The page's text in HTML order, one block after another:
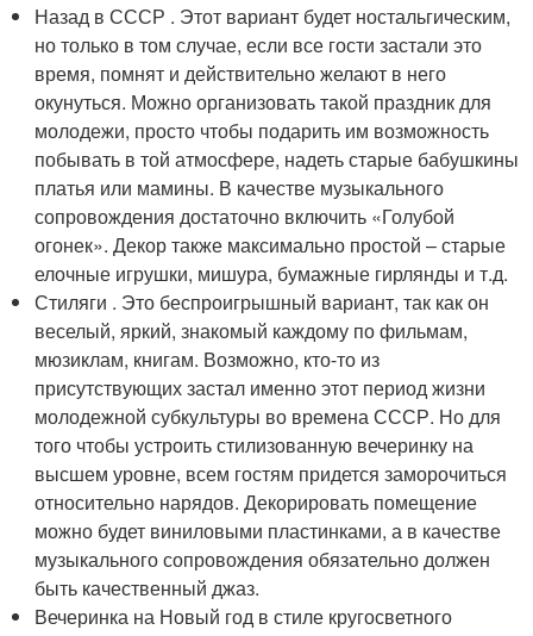
Назад в СССР . Этот вариант будет ностальгическим,
но только в том случае, если все гости застали это
время, помнят и действительно желают в него
окунуться. Можно организовать такой праздник для
молодежи, просто чтобы подарить им возможность
побывать в той атмосфере, надеть старые бабушкины
платья или мамины. В качестве музыкального
сопровождения достаточно включить «Голубой
огонек». Декор также максимально простой – старые
елочные игрушки, мишура, бумажные гирлянды и т.д.
Стиляги . Это беспроигрышный вариант, так как он
веселый, яркий, знакомый каждому по фильмам,
мюзиклам, книгам. Возможно, кто-то из
присутствующих застал именно этот период жизни
молодежной субкультуры во времена СССР. Но для
того чтобы устроить стилизованную вечеринку на
высшем уровне, всем гостям придется заморочиться
относительно нарядов. Декорировать помещение
можно будет виниловыми пластинками, а в качестве
музыкального сопровождения обязательно должен
быть качественный джаз.
Вечеринка на Новый год в стиле кругосветного